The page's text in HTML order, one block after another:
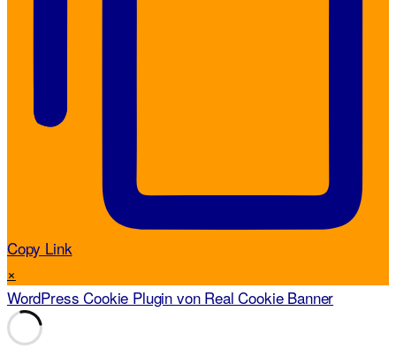
Copy Link
×
WordPress Cookie Plugin von Real Cookie Banner